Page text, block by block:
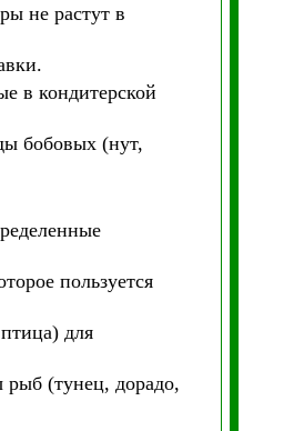
не растут в
в кондитерской
бобовых (нут,
пользуется
для
рыб (тунец, дорадо,